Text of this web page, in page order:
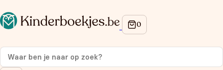
Op de hoogte blijven van onze acties?
Meld je aan voor onze nieuwsbrief en ontvang